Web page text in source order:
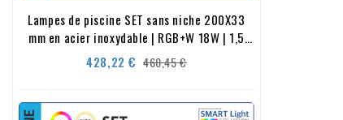
Lampes de piscine SET sans niche 200X33
mm en acier inoxydable | RGB+W 18W | 1,5
pouces
428,22 € Precio
460,45 €Precio